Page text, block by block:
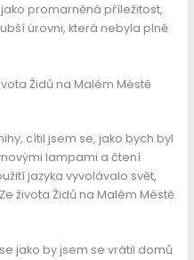
promarněná příležitost,
úrovni, která nebyla plně
Židů na Malém Méstě
cítil jsem se, jako bych byl
lampami a čtení
jazyka vyvolávalo svět,
života Židů na Malém Méstě
jako by jsem se vrátil domů